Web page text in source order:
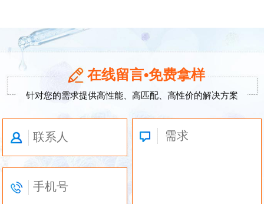
在线留言•免费拿样
针对您的需求提供高性能、高匹配、高性价的解决方案